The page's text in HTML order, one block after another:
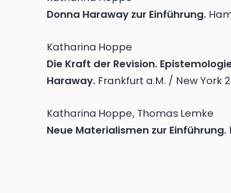
Donna Haraway zur Einführung.
Katharina Hoppe
Die Kraft der Revision.
Haraway. Frankfurt a.M. / New York
Katharina Hoppe, Thomas Lemke
Neue Materialismen zur Einführung.